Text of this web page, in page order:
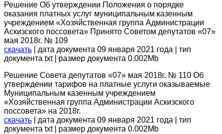
Решение Об утверждении Положения о порядке
оказания платных услуг муниципальным казенным
учреждением «Хозяйственная группа Администрации
Аскизского поссовета» Принято Советом депутатов «07»
мая 2018г. № 109
скачать | дата документа 09 января 2021 года | тип
документа txt | размер документа 0.002Mb
Решение Совета депутатов «07» мая 2018г. № 110 Об
утверждении тарифов на платные услуги оказываемые
Муниципальным казенным учреждением
«Хозяйственная группа Администрации Аскизского
поссовета» на 2018г.
скачать | дата документа 09 января 2021 года | тип
документа txt | размер документа 0.002Mb